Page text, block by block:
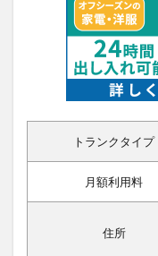
トランクタイプ
月額利用料
住所